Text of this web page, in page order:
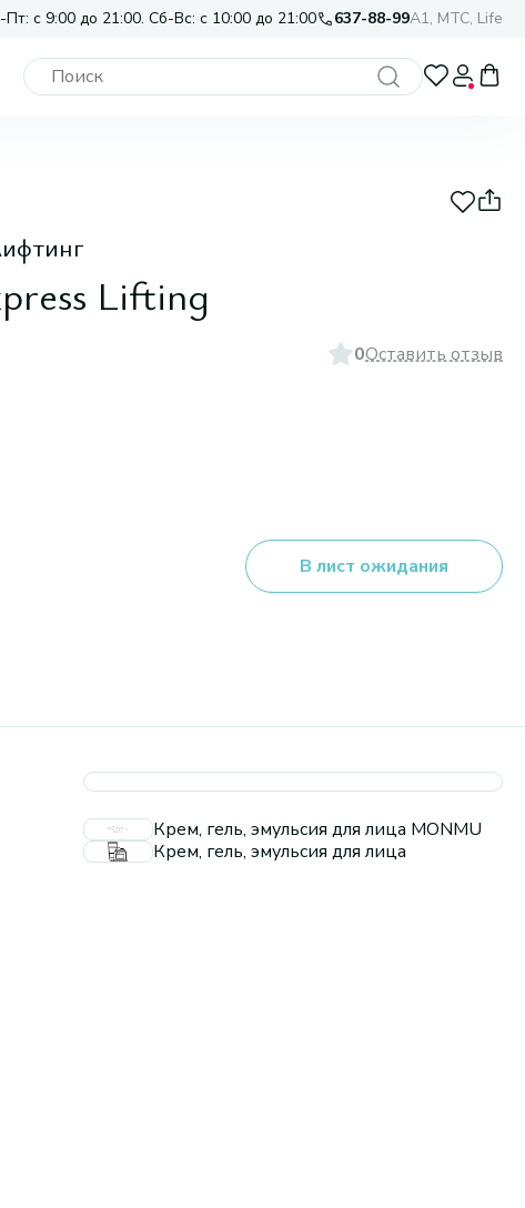
с 9:00 до 21:00. Сб-Вс: с 10:00 до 21:00 637-88-99A1, МТС, Life
Lifting
0Оставить отзыв
В лист ожидания
Крем, гель, эмульсия для лица MONMU
Крем, гель, эмульсия для лица